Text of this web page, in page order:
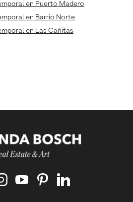
en Puerto Madero
en Barrio Norte
en Las Cañitas